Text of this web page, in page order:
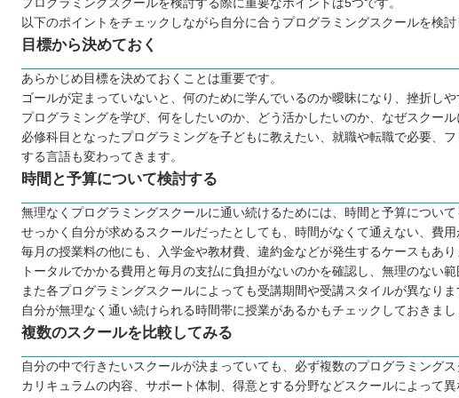
【山形】大人向けのおすすめプログラミングスクール7選
TECH I.S.（テックアイエス）
DMM WEBCAMP
CodeCamp（コードキャンプ）
TechAcademy（テックアカデミー）
TECH CAMP（テックキャンプ）
SAMURAI ENGINEER（侍エンジニア）
RUNTEQ（ランテック）
【山形】子ども向けのおすすめプログラミングスクール6選
トライ式プログラミング教室
QUREOプログラミング教室
プログラミング教室HALLO
デジタネ プログラミング教室
プロクラ
Swimmy（スイミー）
自分にあったスクールを選ぼう
プログラミングスクールを検討する際に重要なポイントは5つです。
以下のポイントをチェックしながら自分に合うプログラミングスクールを検討
目標から決めておく
あらかじめ目標を決めておくことは重要です。
ゴールが定まっていないと、何のために学んでいるのか曖昧になり、挫折しや
プログラミングを学び、何をしたいのか、どう活かしたいのか、なぜスクー
必修科目となったプログラミングを子どもに教えたい、就職や転職で必要、
する言語も変わってきます。
時間と予算について検討する
無理なくプログラミングスクールに通い続けるためには、時間と予算について
せっかく自分が求めるスクールだったとしても、時間がなくて通えない、費
毎月の授業料の他にも、入学金や教材費、違約金などが発生するケースもあり
トータルでかかる費用と毎月の支払に負担がないのかを確認し、無理のない範
また各プログラミングスクールによっても受講期間や受講スタイルが異なりま
自分が無理なく通い続けられる時間帯に授業があるかもチェックしておきまし
複数のスクールを比較してみる
自分の中で行きたいスクールが決まっていても、必ず複数のプログラミングス
カリキュラムの内容、サポート体制、得意とする分野などスクールによって異